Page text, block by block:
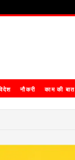
नौकरी काम की बात